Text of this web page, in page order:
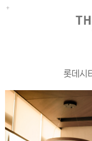
롯데시